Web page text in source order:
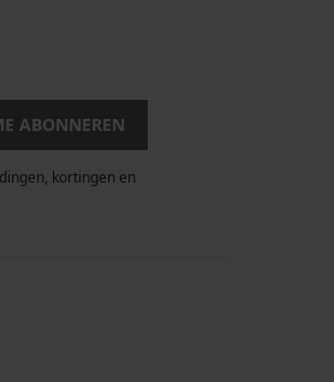
ABONNEREN
kortingen en